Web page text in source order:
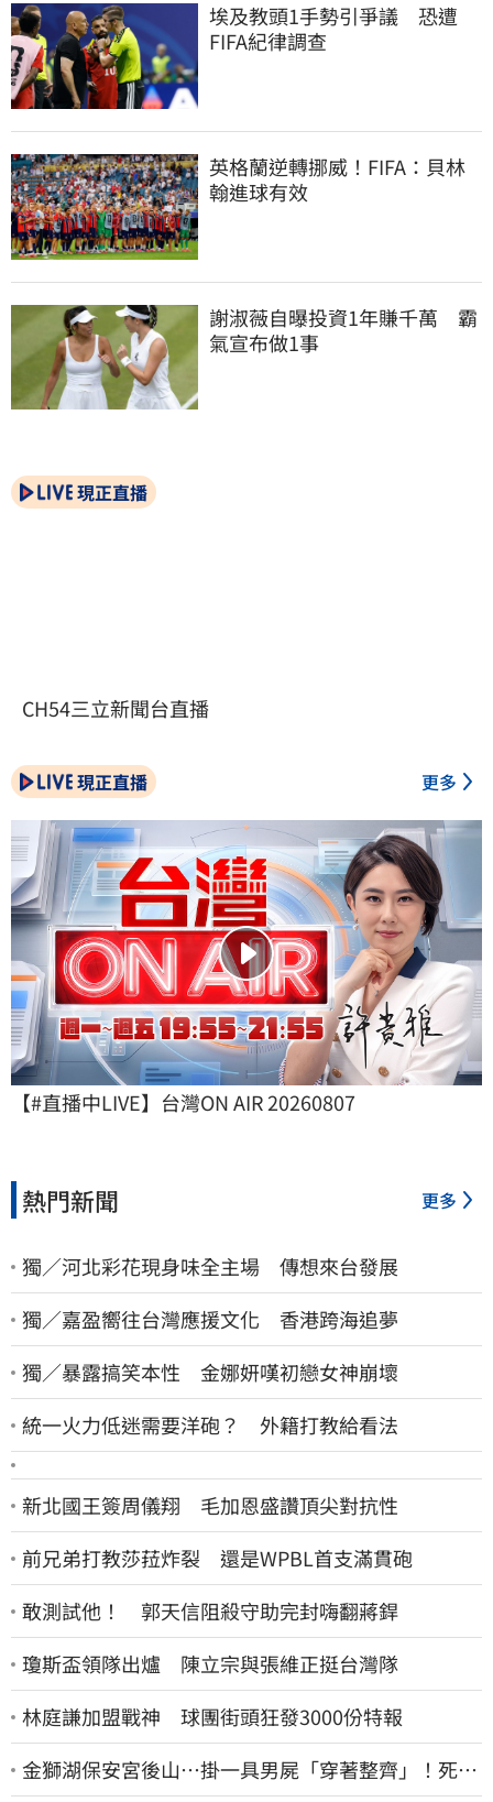
埃及教頭1手勢引爭議　恐遭
FIFA紀律調查
英格蘭逆轉挪威！FIFA：貝林
翰進球有效
謝淑薇自曝投資1年賺千萬　霸
氣宣布做1事
現正直播
CH54三立新聞台直播
現正直播 更多
【#直播中LIVE】台灣ON AIR 20260807
熱門新聞 更多
獨／河北彩花現身味全主場 傳想來台發展
獨／嘉盈嚮往台灣應援文化 香港跨海追夢
獨／暴露搞笑本性 金娜妍嘆初戀女神崩壞
統一火力低迷需要洋砲？ 外籍打教給看法
新北國王簽周儀翔 毛加恩盛讚頂尖對抗性
前兄弟打教莎菈炸裂 還是WPBL首支滿貫砲
敢測試他！ 郭天信阻殺守助完封嗨翻蔣銲
瓊斯盃領隊出爐 陳立宗與張維正挺台灣隊
林庭謙加盟戰神 球團街頭狂發3000份特報
金獅湖保安宮後山…掛一具男屍「穿著整齊」！死者
身份曝